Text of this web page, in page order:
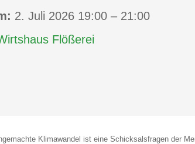
2. Juli 2026 19:00 – 21:00
Flößerei
Klimawandel ist eine Schicksalsfragen der